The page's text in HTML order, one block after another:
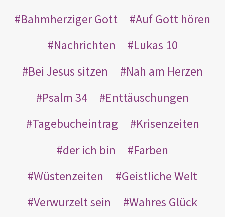
Bahmherziger Gott
Auf Gott hören
Nachrichten
Lukas 10
Bei Jesus sitzen
Nah am Herzen
Psalm 34
Enttäuschungen
Tagebucheintrag
Krisenzeiten
der ich bin
Farben
Wüstenzeiten
Geistliche Welt
Verwurzelt sein
Wahres Glück